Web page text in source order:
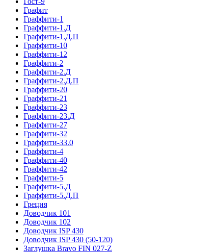
Графит
Граффити-1
Граффити-1.Д
Граффити-1.Д.П
Граффити-10
Граффити-12
Граффити-2
Граффити-2.Д
Граффити-2.Д.П
Граффити-20
Граффити-21
Граффити-23
Граффити-23.Д
Граффити-27
Граффити-32
Граффити-33.0
Граффити-4
Граффити-40
Граффити-42
Граффити-5
Граффити-5.Д
Граффити-5.Д.П
Греция
Доводчик 101
Доводчик 102
Доводчик ISP 430
Доводчик ISP 430 (50-120)
Заглушка Bravo FIN 027-Z